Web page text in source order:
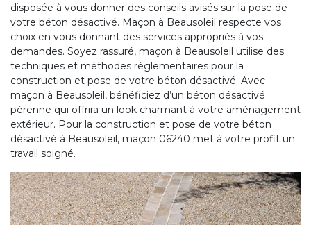
disposée à vous donner des conseils avisés sur la pose de
votre béton désactivé. Maçon à Beausoleil respecte vos
choix en vous donnant des services appropriés à vos
demandes. Soyez rassuré, maçon à Beausoleil utilise des
techniques et méthodes réglementaires pour la
construction et pose de votre béton désactivé. Avec
maçon à Beausoleil, bénéficiez d’un béton désactivé
pérenne qui offrira un look charmant à votre aménagement
extérieur. Pour la construction et pose de votre béton
désactivé à Beausoleil, maçon 06240 met à votre profit un
travail soigné.